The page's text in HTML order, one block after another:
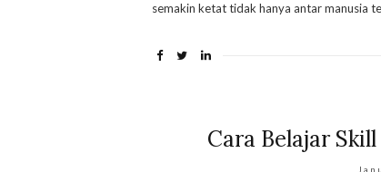
semakin ketat tidak hanya antar manusia
Cara Belajar